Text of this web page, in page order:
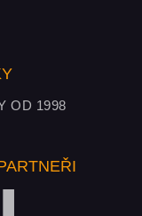
OD 1998